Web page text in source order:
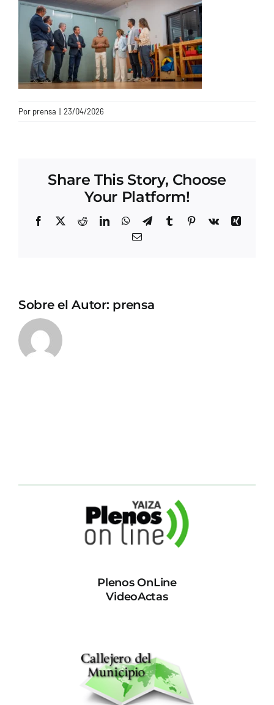
CONTACTO
Por prensa | 23/04/2026
Share This Story, Choose
Your Platform!
Facebook
X RedditLinkedInWhatsApp
TelegramTumblrPinterest
Vk
Xing
Correo
Sobre el Autor: prensa
Plenos OnLine
VideoActas